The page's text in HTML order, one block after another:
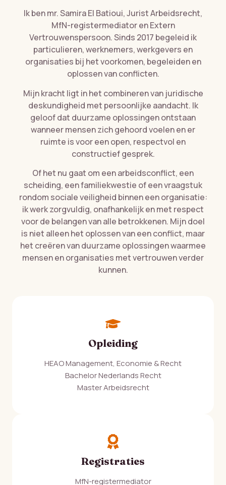
Ik ben mr. Samira El Batioui, Jurist Arbeidsrecht,
MfN-registermediator en Extern
Vertrouwenspersoon. Sinds 2017 begeleid ik
particulieren, werknemers, werkgevers en
organisaties bij het voorkomen, begeleiden en
oplossen van conflicten.
Mijn kracht ligt in het combineren van juridische
deskundigheid met persoonlijke aandacht. Ik
geloof dat duurzame oplossingen ontstaan
wanneer mensen zich gehoord voelen en er
ruimte is voor een open, respectvol en
constructief gesprek.
Of het nu gaat om een arbeidsconflict, een
scheiding, een familiekwestie of een vraagstuk
rondom sociale veiligheid binnen een organisatie:
ik werk zorgvuldig, onafhankelijk en met respect
voor de belangen van alle betrokkenen. Mijn doel
is niet alleen het oplossen van een conflict, maar
het creëren van duurzame oplossingen waarmee
mensen en organisaties met vertrouwen verder
kunnen.
Opleiding
HEAO Management, Economie & Recht
Bachelor Nederlands Recht
Master Arbeidsrecht
Registraties
MfN-registermediator